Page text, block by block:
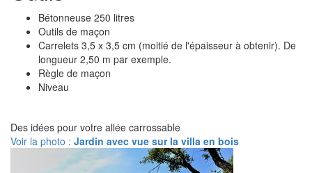
Bétonneuse 250 litres
Outils de maçon
Carrelets 3,5 x 3,5 cm (moitié de l'épaisseur à obtenir). De
longueur 2,50 m par exemple.
Règle de maçon
Niveau
Des idées pour votre allée carrossable
Voir la photo : Jardin avec vue sur la villa en bois